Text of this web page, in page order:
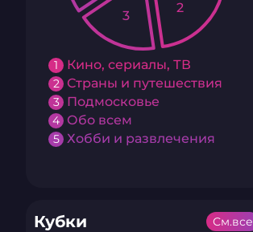
1 Кино, сериалы, ТВ
2 Страны и путешествия
3 Подмосковье
4 Обо всем
5 Хобби и развлечения
2
3
Кубки См.все